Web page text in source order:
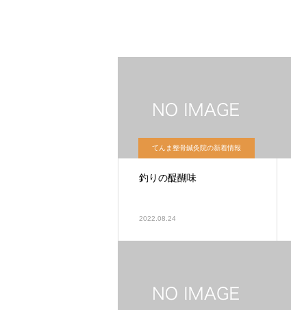
てんま整骨鍼灸院の新着情報
釣りの醍醐味
2022.08.24